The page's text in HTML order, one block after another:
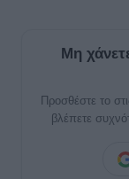
Μη
Προσθέστε το
βλέπετε